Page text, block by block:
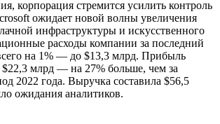
корпорация стремится усилить контроль
ожидает новой волны увеличения
инфраструктуры и искусственного
расходы компании за последний
на 1% — до $13,3 млрд. Прибыль
$22,3 млрд — на 27% больше, чем за
2022 года. Выручка составила $56,5
ожидания аналитиков.